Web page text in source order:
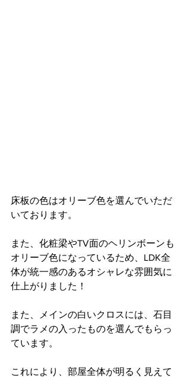
床板の色はオリーブ色を選んでいただ
いております。
また、化粧梁やTV面のヘリンボーンも
オリーブ色になっているため、LDK全
体が統一感のあるオシャレな雰囲気に
仕上がりました！
また、メインの白いクロスには、石目
調でラメの入ったものを選んでもらっ
ています。
これにより、部屋全体が明るく見えて